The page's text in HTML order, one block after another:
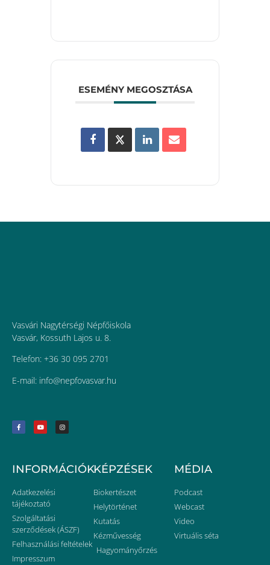
ESEMÉNY MEGOSZTÁSA
Vasvári Nagytérségi Népfőiskola
Vasvár, Kossuth Lajos u. 8.
Telefon: +36 30 095 2701
E-mail: uh.ravsavofpen@ofni
INFORMÁCIÓK
Adatkezelési
tájékoztató
Szolgáltatási
szerződések (ÁSZF)
Felhasználási feltételek
Impresszum
KÉPZÉSEK
Biokertészet
Helytörténet
Kutatás
Kézművesség
Hagyományőrzés
MÉDIA
Podcast
Webcast
Video
Virtuális séta